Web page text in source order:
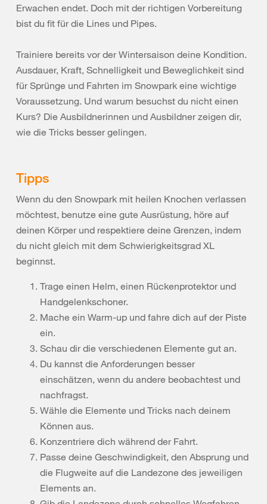
Erwachen endet. Doch mit der richtigen Vorbereitung
bist du fit für die Lines und Pipes.
Trainiere bereits vor der Wintersaison deine Kondition.
Ausdauer, Kraft, Schnelligkeit und Beweglichkeit sind
für Sprünge und Fahrten im Snowpark eine wichtige
Voraussetzung. Und warum besuchst du nicht einen
Kurs? Die Ausbildnerinnen und Ausbildner zeigen dir,
wie die Tricks besser gelingen.
Tipps
Wenn du den Snowpark mit heilen Knochen verlassen
möchtest, benutze eine gute Ausrüstung, höre auf
deinen Körper und respektiere deine Grenzen, indem
du nicht gleich mit dem Schwierigkeitsgrad XL
beginnst.
Trage einen Helm, einen Rückenprotektor und
Handgelenkschoner.
Mache ein Warm-up und fahre dich auf der Piste
ein.
Schau dir die verschiedenen Elemente gut an.
Du kannst die Anforderungen besser
einschätzen, wenn du andere beobachtest und
nachfragst.
Wähle die Elemente und Tricks nach deinem
Können aus.
Konzentriere dich während der Fahrt.
Passe deine Geschwindigkeit, den Absprung und
die Flugweite auf die Landezone des jeweiligen
Elements an.